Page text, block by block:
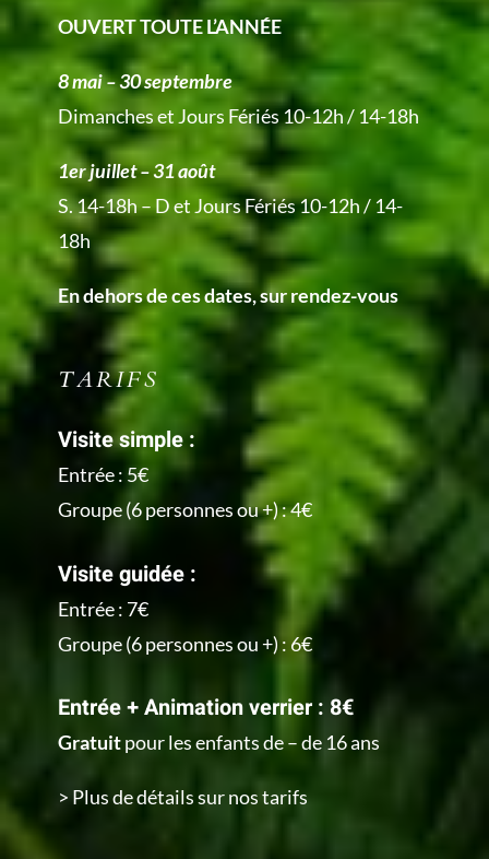
OUVERT TOUTE L’ANNÉE
8 mai – 30 septembre
Dimanches et Jours Fériés 10-12h / 14-18h
1er juillet – 31 août
S. 14-18h – D et Jours Fériés 10-12h / 14-
18h
En dehors de ces dates, sur rendez-vous
TARIFS
Visite simple :
Entrée : 5€
Groupe (6 personnes ou +) : 4€
Visite guidée :
Entrée : 7€
Groupe (6 personnes ou +) : 6€
Entrée + Animation verrier : 8€
Gratuitpour les enfants de – de 16 ans
> Plus de détails sur nos tarifs